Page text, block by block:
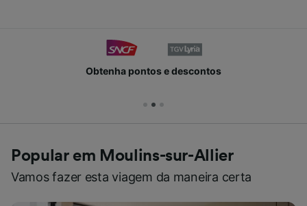
Obtenha pontos e descontos
Popular em Moulins-sur-Allier
Vamos fazer esta viagem da maneira certa